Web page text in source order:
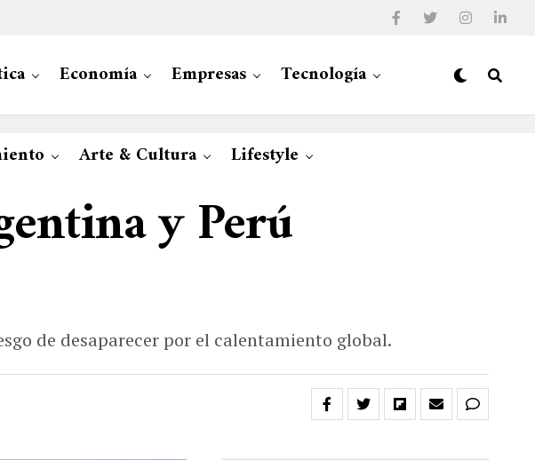
Economía Empresas Tecnología
Arte & Cultura Lifestyle
y Perú
de desaparecer por el calentamiento global.